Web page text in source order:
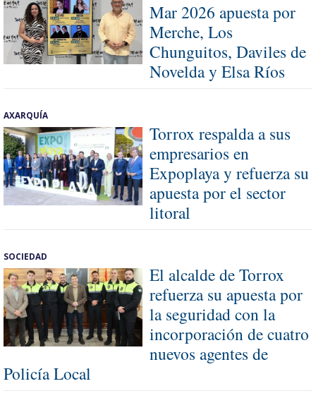
Mar 2026 apuesta por
Merche, Los
Chunguitos, Daviles de
Novelda y Elsa Ríos
AXARQUÍA
Torrox respalda a sus
empresarios en
Expoplaya y refuerza su
apuesta por el sector
litoral
SOCIEDAD
El alcalde de Torrox
refuerza su apuesta por
la seguridad con la
incorporación de cuatro
nuevos agentes de
Policía Local